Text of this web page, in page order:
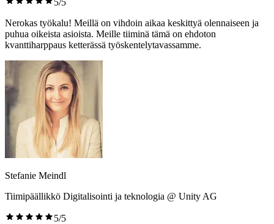
5/5
Nerokas työkalu! Meillä on vihdoin aikaa keskittyä olennaiseen ja
puhua oikeista asioista. Meille tiiminä tämä on ehdoton
kvanttiharppaus ketterässä työskentelytavassamme.
Stefanie Meindl
Tiimipäällikkö Digitalisointi ja teknologia @ Unity AG
5/5